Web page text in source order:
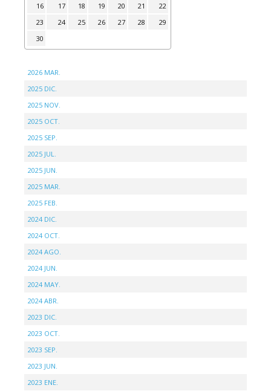
16 17 18 19 20 21
22
23
24 25 26 27 28
29
30
2026 MAR.
2025 DIC.
2025 NOV.
2025 OCT.
2025 SEP.
2025 JUL.
2025 JUN.
2025 MAR.
2025 FEB.
2024 DIC.
2024 OCT.
2024 AGO.
2024 JUN.
2024 MAY.
2024 ABR.
2023 DIC.
2023 OCT.
2023 SEP.
2023 JUN.
2023 ENE.